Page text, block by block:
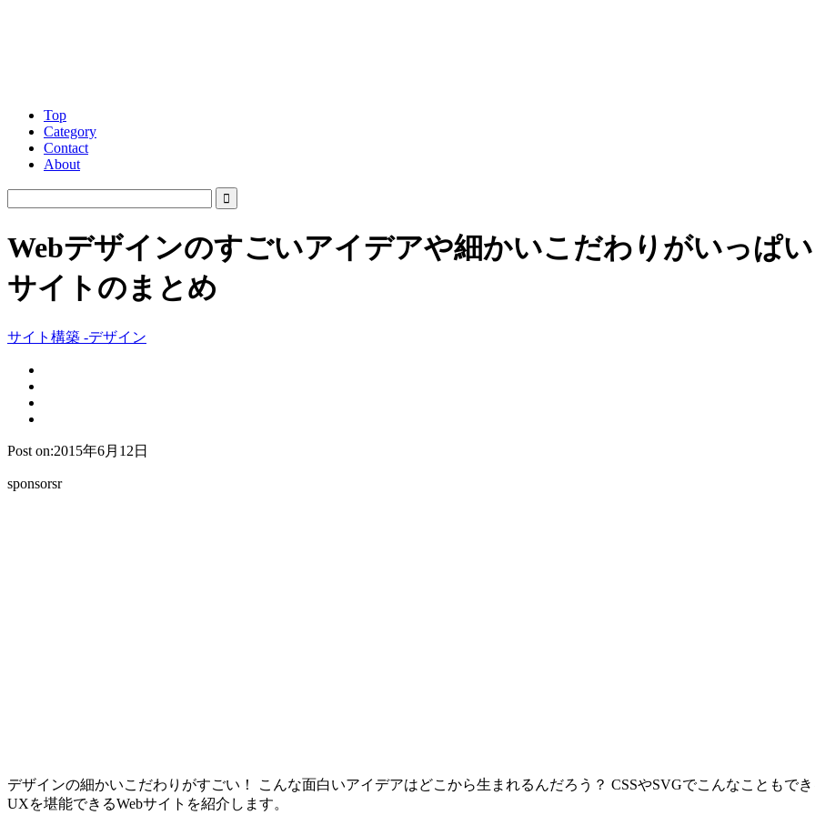
Top
Category
Contact
About
Webデザインのすごいアイデアや細かいこだわりがいっぱ
サイトのまとめ
サイト構築 -デザイン
Post on:2015年6月12日
sponsorsr
デザインの細かいこだわりがすごい！ こんな面白いアイデアはどこから生まれるんだろう？ CSSやSVGでこんなこともで
UXを堪能できるWebサイトを紹介します。